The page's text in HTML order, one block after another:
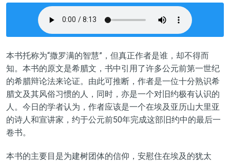
本书托称为“撒罗满的智慧”，但真正作者是谁，却不得而
知。本书的原文是希腊文，书中引用了许多公元前第一世纪
的希腊辩论法来论证。由此可推断，作者是一位十分熟识希
腊文及其风俗习惯的人，同时，亦是一个对旧约极有认识的
人。今日的学者认为，作者应该是一个在埃及亚历山大里亚
的诗人和宣讲家，约于公元前50年完成这部旧约中的最后一
卷书。
本书的主要目是为建树团体的信仰，安慰住在埃及的犹太